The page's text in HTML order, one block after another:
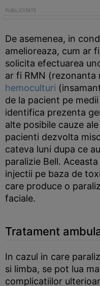
De asemenea, in
amelioreaza, cum ar
solicita efectuarea
ar fi RMN (rezonanta
hemoculturi
de la pacient pe
identifica prezenta
alte posibile cauze
pacienti dezvolta
cateva luni dupa ce
paralizie Bell.
injectii pe baza de
care produce o
faciale.
Tratament
In cazul in care
si limba, se pot lua
complicatiilor